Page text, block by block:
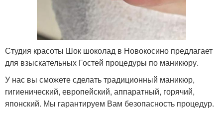
Студия красоты Шок шоколад в Новокосино предлагает
для взыскательных Гостей процедуры по маникюру.
У нас вы сможете сделать традиционный маникюр,
гигиенический, европейский, аппаратный, горячий,
японский. Мы гарантируем Вам безопасность процедур.